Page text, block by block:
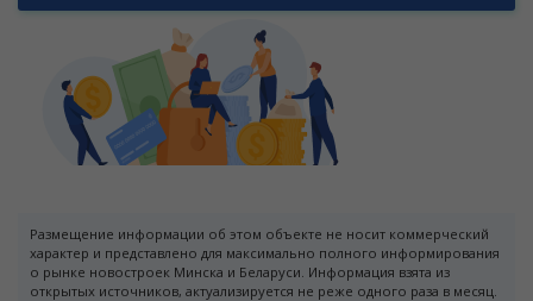
Размещение информации об этом объекте не носит коммерческий
характер и представлено для максимально полного информирования
о рынке новостроек Минска и Беларуси. Информация взята из
открытых источников, актуализируется не реже одного раза в месяц.